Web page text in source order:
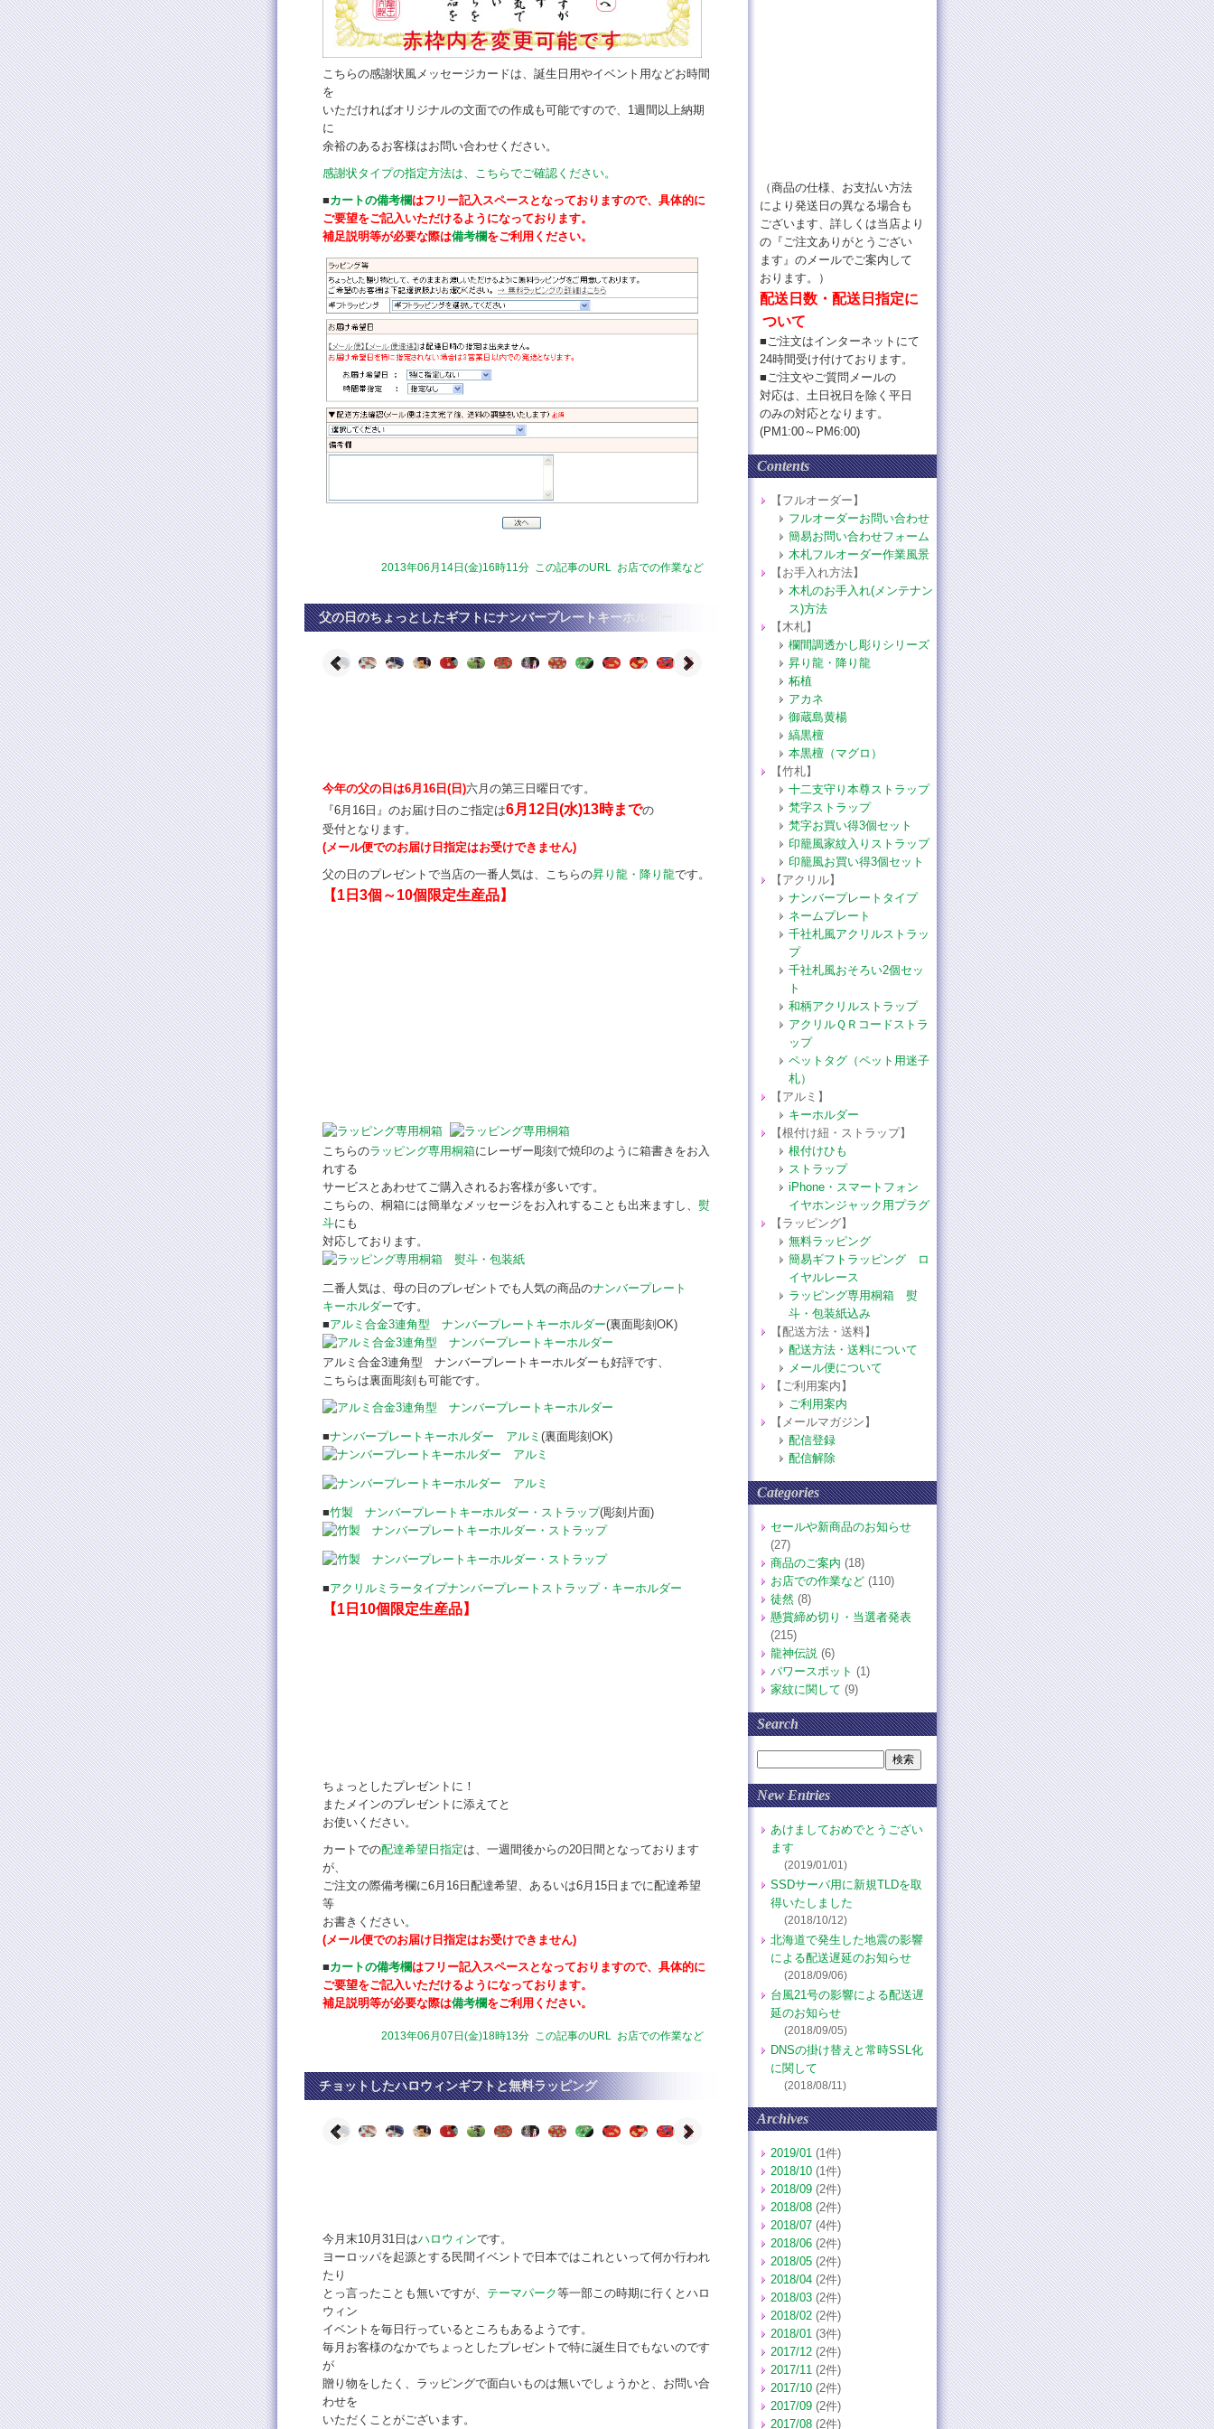
こちらの感謝状風メッセージカードは、誕生日用やイベント用などお時間
を
いただければオリジナルの文面での作成も可能ですので、1週間以上納期
に
余裕のあるお客様はお問い合わせください。
感謝状タイプの指定方法は、こちらでご確認ください。
■カートの備考欄はフリー記入スペースとなっておりますので、具体的に
ご要望をご記入いただけるようになっております。
補足説明等が必要な際は備考欄をご利用ください。
2013年06月14日(金)16時11分 この記事のURL お店での作業など
父の日のちょっとしたギフトにナンバープレートキーホルダー
今年の父の日は6月16日(日)六月の第三日曜日です。
『6月16日』のお届け日のご指定は6月12日(水)13時までの
受付となります。
(メール便でのお届け日指定はお受けできません)
父の日のプレゼントで当店の一番人気は、こちらの昇り龍・降り龍です。
【1日3個～10個限定生産品】
こちらのラッピング専用桐箱にレーザー彫刻で焼印のように箱書きをお入
れする
サービスとあわせてご購入されるお客様が多いです。
こちらの、桐箱には簡単なメッセージをお入れすることも出来ますし、 熨
斗にも
対応しております。
二番人気は、母の日のプレゼントでも人気の商品のナンバープレート
キーホルダーです。
■アルミ合金3連角型 ナンバープレートキーホルダー(裏面彫刻OK)
アルミ合金3連角型 ナンバープレートキーホルダーも好評です、
こちらは裏面彫刻も可能です。
■ナンバープレートキーホルダー アルミ (裏面彫刻OK)
■竹製 ナンバープレートキーホルダー・ストラップ(彫刻片面)
■アクリルミラータイプナンバープレートストラップ・キーホルダー
【1日10個限定生産品】
ちょっとしたプレゼントに！
またメインのプレゼントに添えてと
お使いください。
カートでの配達希望日指定は、一週間後からの20日間となっております
が、
ご注文の際備考欄に6月16日配達希望、あるいは6月15日までに配達希望
等
お書きください。
(メール便でのお届け日指定はお受けできません)
■カートの備考欄はフリー記入スペースとなっておりますので、具体的に
ご要望をご記入いただけるようになっております。
補足説明等が必要な際は備考欄をご利用ください。
2013年06月07日(金)18時13分 この記事のURL お店での作業など
チョットしたハロウィンギフトと無料ラッピング
今月末10月31日はハロウィンです。
ヨーロッパを起源とする民間イベントで日本ではこれといって何か行われ
たり
とっ言ったことも無いですが、 テーマパーク等一部この時期に行くとハロ
ウィン
イベントを毎日行っているところもあるようです。
毎月お客様のなかでちょっとしたプレゼントで特に誕生日でもないのです
が
贈り物をしたく、ラッピングで面白いものは無いでしょうかと、お問い合
わせを
いただくことがございます。
（商品の仕様、お支払い方法
により発送日の異なる場合も
ございます、詳しくは当店より
の『ご注文ありがとうござい
ます』のメールでご案内して
おります。）
配送日数・配送日指定に
ついて
■ご注文はインターネットにて
24時間受け付けております。
■ご注文やご質問メールの
対応は、土日祝日を除く平日
のみの対応となります。
(PM1:00～PM6:00)
Contents
【フルオーダー】
フルオーダーお問い合わせ
簡易お問い合わせフォーム
木札フルオーダー作業風景
【お手入れ方法】
木札のお手入れ(メンテナン
ス)方法
【木札】
欄間調透かし彫りシリーズ
昇り龍・降り龍
柘植
アカネ
御蔵島黄楊
縞黒檀
本黒檀（マグロ）
【竹札】
十二支守り本尊ストラップ
梵字ストラップ
梵字お買い得3個セット
印籠風家紋入りストラップ
印籠風お買い得3個セット
【アクリル】
ナンバープレートタイプ
ネームプレート
千社札風アクリルストラッ
プ
千社札風おそろい2個セッ
ト
和柄アクリルストラップ
アクリルＱＲコードストラ
ップ
ペットタグ（ペット用迷子
札）
【アルミ】
キーホルダー
【根付け紐・ストラップ】
根付けひも
ストラップ
iPhone・スマートフォン
イヤホンジャック用プラグ
【ラッピング】
無料ラッピング
簡易ギフトラッピング ロ
イヤルレース
ラッピング専用桐箱 熨
斗・包装紙込み
【配送方法・送料】
配送方法・送料について
メール便について
【ご利用案内】
ご利用案内
【メールマガジン】
配信登録
配信解除
Categories
セールや新商品のお知らせ
(27)
商品のご案内 (18)
お店での作業など (110)
徒然 (8)
懸賞締め切り・当選者発表
(215)
龍神伝説 (6)
パワースポット (1)
家紋に関して (9)
Search
New Entries
あけましておめでとうござい
ます
(2019/01/01)
SSDサーバ用に新規TLDを取
得いたしました
(2018/10/12)
北海道で発生した地震の影響
による配送遅延のお知らせ
(2018/09/06)
台風21号の影響による配送遅
延のお知らせ
(2018/09/05)
DNSの掛け替えと常時SSL化
に関して
(2018/08/11)
Archives
2019/01 (1件)
2018/10 (1件)
2018/09 (2件)
2018/08 (2件)
2018/07 (4件)
2018/06 (2件)
2018/05 (2件)
2018/04 (2件)
2018/03 (2件)
2018/02 (2件)
2018/01 (3件)
2017/12 (2件)
2017/11 (2件)
2017/10 (2件)
2017/09 (2件)
2017/08 (2件)